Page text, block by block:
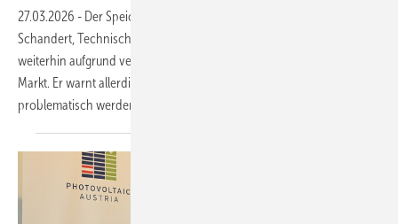
27.03.2026 - Der Speicherausbau in Deutschland läuft gut. Simon
Schandert, Technischer Geschäftsführer von Tesvolt, sieht auch
weiterhin aufgrund verschiedener Geschäftsmodelle einen stabilen
Markt. Er warnt allerdings vor zu großer Konkurrenz aus Fernost, die
problematisch werden